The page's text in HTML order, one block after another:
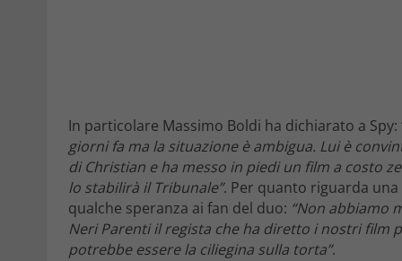
In particolare Massimo Boldi ha dichiarato a Spy:
giorni fa ma la situazione è ambigua. Lui è
di Christian e ha messo in piedi un film a costo
lo stabilirà il Tribunale”. Per quanto riguarda una
qualche speranza ai fan del duo: “Non abbiamo
Neri Parenti il regista che ha diretto i nostri film
potrebbe essere la ciliegina sulla torta”.